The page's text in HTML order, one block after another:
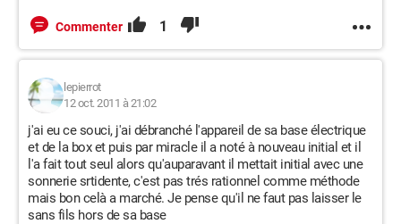
Commenter 1
lepierrot
12 oct. 2011 à 21:02
j'ai eu ce souci, j'ai débranché l'appareil de sa base électrique
et de la box et puis par miracle il a noté à nouveau initial et il
l'a fait tout seul alors qu'auparavant il mettait initial avec une
sonnerie srtidente, c'est pas trés rationnel comme méthode
mais bon celà a marché. Je pense qu'il ne faut pas laisser le
sans fils hors de sa base